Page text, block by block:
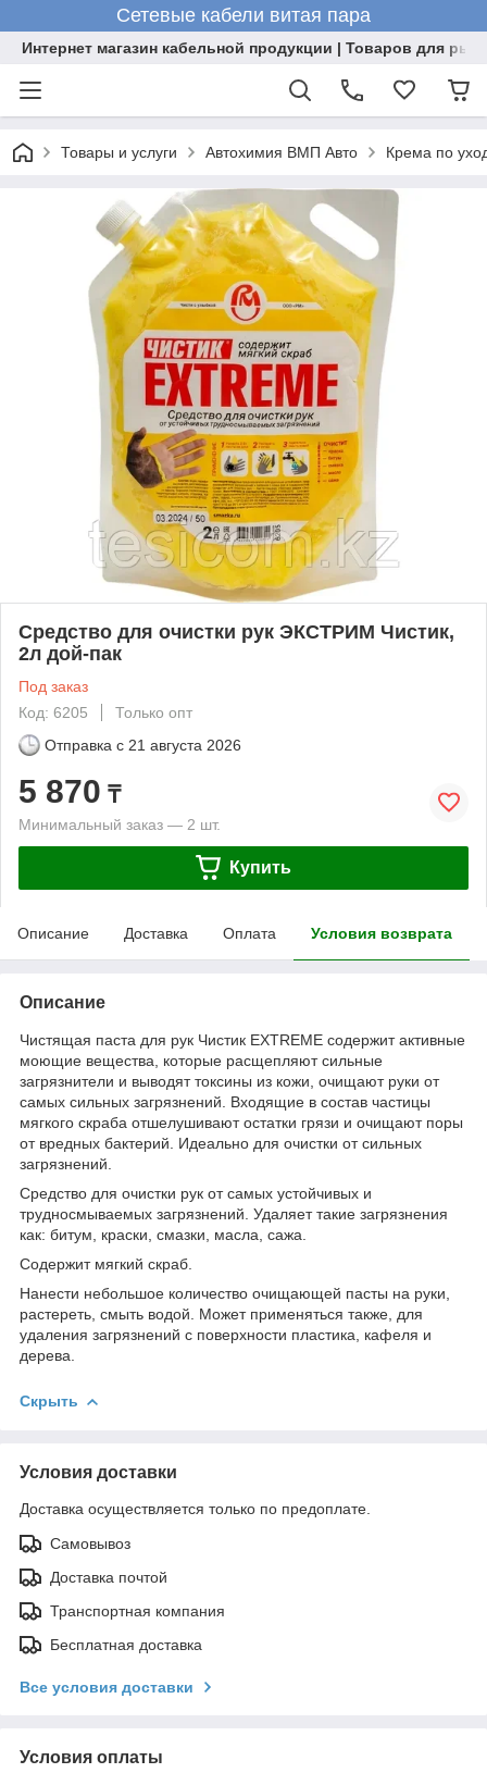
Сетевые кабели витая пара
Интернет магазин кабельной продукции | Товаров для
Товары и услуги Автохимия ВМП Авто Крема по
Средство для очистки рук ЭКСТРИМ Чистик,
2л дой-пак
Под заказ
Код: 6205
Только опт
Отправка с 21 августа 2026
5 870 ₸
Минимальный заказ — 2 шт.
Купить
Описание Доставка Оплата Условия возврата
Описание
Чистящая паста для рук Чистик EXTREME содержит активные
моющие вещества, которые расщепляют сильные
загрязнители и выводят токсины из кожи, очищают руки от
самых сильных загрязнений. Входящие в состав частицы
мягкого скраба отшелушивают остатки грязи и очищают поры
от вредных бактерий. Идеально для очистки от сильных
загрязнений.
Средство для очистки рук от самых устойчивых и
трудносмываемых загрязнений. Удаляет такие загрязнения
как: битум, краски, смазки, масла, сажа.
Содержит мягкий скраб.
Нанести небольшое количество очищающей пасты на руки,
растереть, смыть водой. Может применяться также, для
удаления загрязнений с поверхности пластика, кафеля и
дерева.
Скрыть
Условия доставки
Доставка осуществляется только по предоплате.
Самовывоз
Доставка почтой
Транспортная компания
Бесплатная доставка
Все условия доставки
Условия оплаты